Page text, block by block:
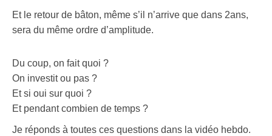
Et le retour de bâton, même s’il n’arrive que dans 2ans,
sera du même ordre d’amplitude.
Du coup, on fait quoi ?
On investit ou pas ?
Et si oui sur quoi ?
Et pendant combien de temps ?
Je réponds à toutes ces questions dans la vidéo hebdo.